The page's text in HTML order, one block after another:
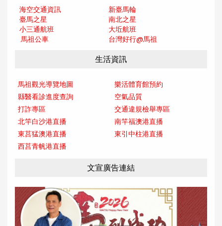
海空交通資訊
新臺馬輪
臺馬之星
南北之星
小三通航班
大坵航班
馬祖公車
台灣好行@馬祖
生活資訊
馬祖觀光導覽地圖
樂活體育館預約
縣醫看診進度查詢
空氣品質
打詐專區
交通違規檢舉專區
北竿白沙港直播
南竿福澳港直播
東莒猛澳港直播
東引中柱港直播
西莒青帆港直播
文宣廣告連結